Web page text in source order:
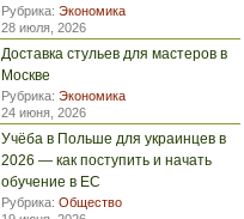
Рубрика: Экономика
28 июля, 2026
Доставка стульев для мастеров в
Москве
Рубрика: Экономика
24 июня, 2026
Учёба в Польше для украинцев в
2026 — как поступить и начать
обучение в ЕС
Рубрика: Общество